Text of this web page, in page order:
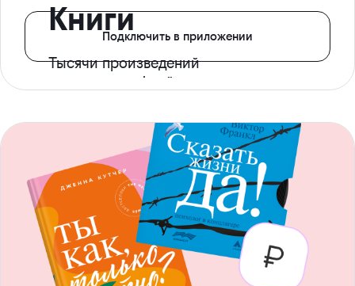
Книги
Тысячи произведений
с доступом офлайн
Подключить в приложении